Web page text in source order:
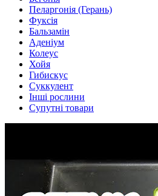
Пеларгонія (Герань)
Фуксія
Бальзамін
Аденіум
Колеус
Хойя
Гибискус
Суккулент
Інші рослини
Супутні товари